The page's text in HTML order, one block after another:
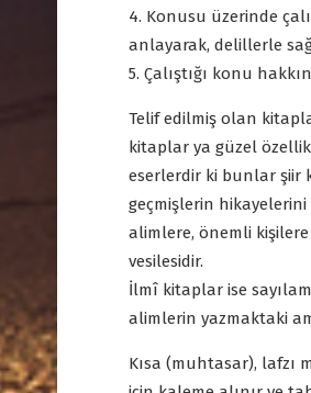
4. Konusu üzerinde
anlayarak, delillerle
5. Çalıştığı konu
Telif edilmiş olan
kitaplar ya güzel
eserlerdir ki bunlar şiir
geçmişlerin
alimlere, önemli
vesilesidir.
İlmî kitaplar ise
alimlerin yazmaktaki
Kısa (muhtasar),